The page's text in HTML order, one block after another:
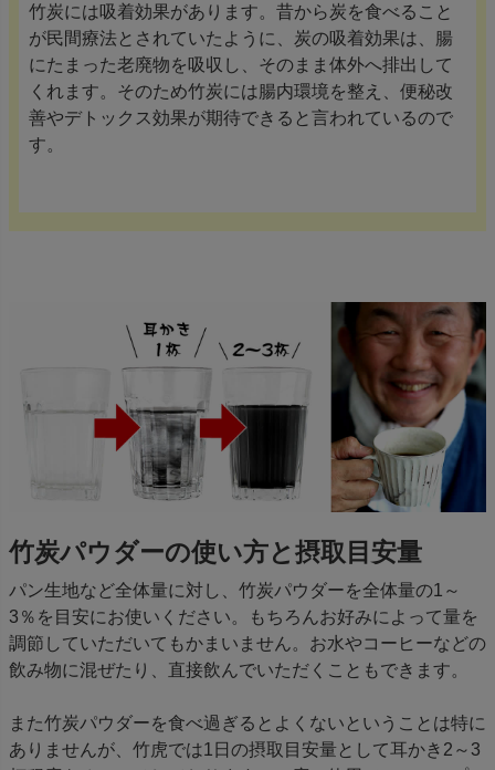
竹炭には吸着効果があります。昔から炭を食べること
が民間療法とされていたように、炭の吸着効果は、腸
にたまった老廃物を吸収し、そのまま体外へ排出して
くれます。そのため竹炭には腸内環境を整え、便秘改
善やデトックス効果が期待できると言われているので
す。
竹炭パウダーの使い方と摂取目安量
パン生地など全体量に対し、竹炭パウダーを全体量の1～
3％を目安にお使いください。もちろんお好みによって量を
調節していただいてもかまいません。お水やコーヒーなどの
飲み物に混ぜたり、直接飲んでいただくこともできます。
また竹炭パウダーを食べ過ぎるとよくないということは特に
ありませんが、竹虎では1日の摂取目安量として耳かき2～3